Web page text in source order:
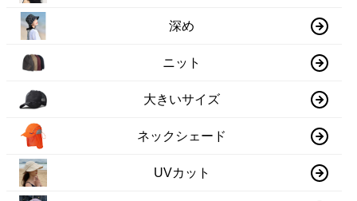
深め
ニット
大きいサイズ
ネックシェード
UVカット